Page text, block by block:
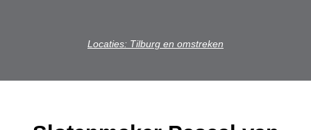
Locaties: Tilburg en omstreken